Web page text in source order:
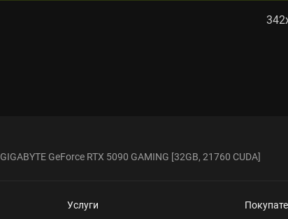
GIGABYTE GeForce RTX 5090 GAMING [32GB, 21760 CUDA]
Услуги